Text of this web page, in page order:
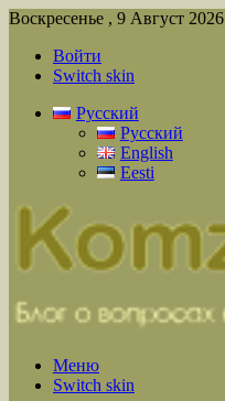
Воскресенье , 9 Август 2026
Войти
Switch skin
Русский
Русский
English
Eesti
Меню
Switch skin